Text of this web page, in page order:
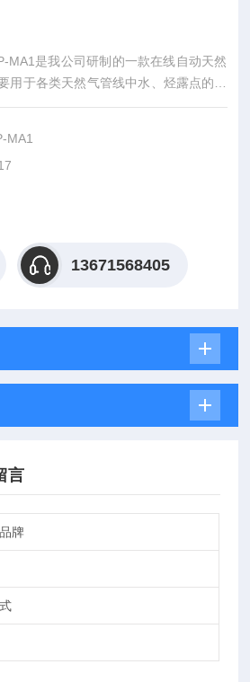
MA1是我公司研制的一款在线自动天然
用于各类天然气管线中水、烃露点的在
携测量及实验室天然气研究。产品结合
。
MA1
13671568405
言
牌